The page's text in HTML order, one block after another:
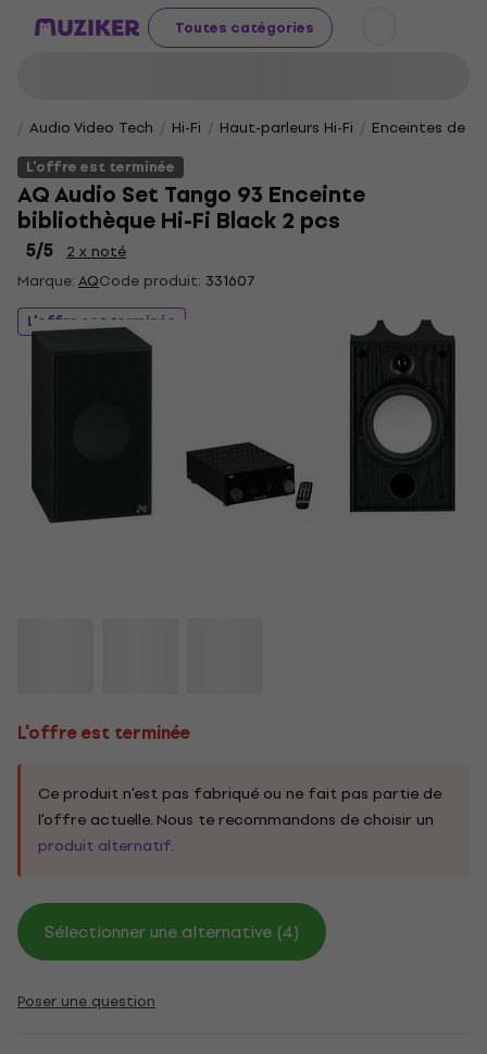
Toutes catégories
Audio Video Tech Hi-Fi Haut-parleurs Hi-Fi
Enceintes de
L'offre est terminée
AQ Audio Set Tango 93 Enceinte
bibliothèque Hi-Fi Black 2 pcs
5/5
2 x noté
Marque:AQCode produit: 331607
L'offre est terminée
L'offre est terminée
Ce produit n'est pas fabriqué ou ne fait pas partie de
l'offre actuelle. Nous te recommandons de choisir un
produit alternatif.
Sélectionner une alternative (4)
Poser une question